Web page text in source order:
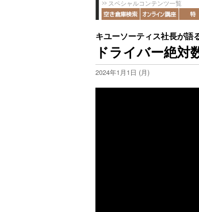
スペシャルコンテンツ一覧
キユーソーティス社長が語
ドライバー絶対
2024年1月1日 (月)